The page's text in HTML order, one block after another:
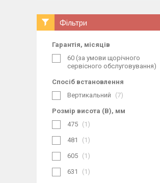
Фільтри
Гарантія, місяців
60 (за умови щорічного
сервісного обслуговування)
Спосіб встановлення
Вертикальний
7
Розмір висота (В), мм
475
1
481 1
605 1
631 1